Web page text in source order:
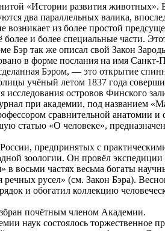
«Истории развития
два параллельных валика,
возникает из более простой
и более специальные части.
Бэр так же описал свой Закон
в форме послания на имя Санкт-
Бэром, — это открытие
учёный летом 1837 года
островов Финского
при академии, под названием
сравнительной анатомии
статью «О человеке»,
предпринятых с
зоологии. Он провёл
восьми частях весьма богаты
русел» (см. Закон Бэра).
и обогатил коллекцию
почётным членом Академии.
наук состоялось